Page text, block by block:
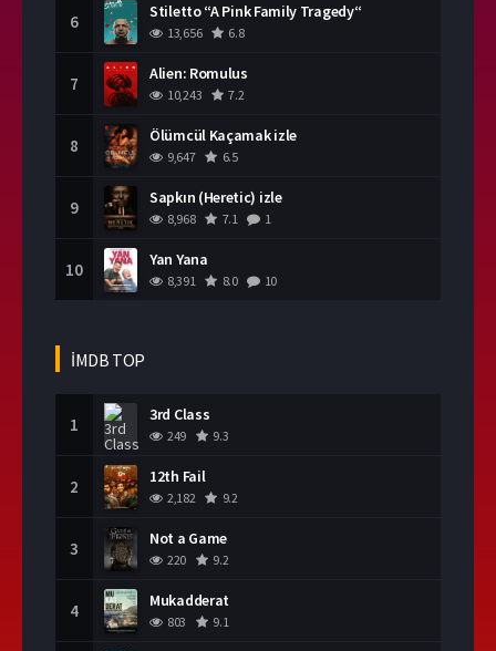
6 Stiletto “A Pink Family Tragedy“
13,656 6.8
7 Alien: Romulus
10,243 7.2
8 Ölümcül Kaçamak izle
9,647 6.5
9 Sapkın (Heretic) izle
8,968 7.1 1
10 Yan Yana
8,391 8.0 10
İMDB TOP
1 3rd Class
249 9.3
2 12th Fail
2,182 9.2
3 Not a Game
220 9.2
4 Mukadderat
803 9.1